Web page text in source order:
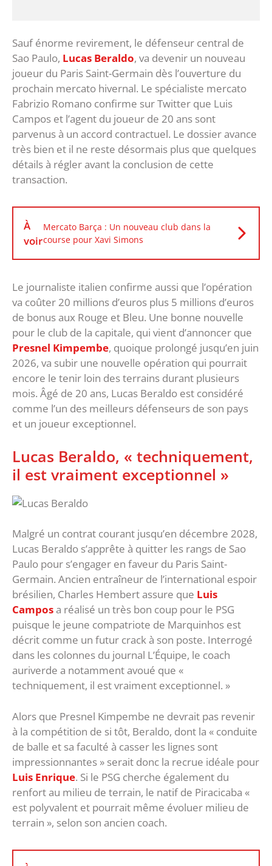
Sauf énorme revirement, le défenseur central de
Sao Paulo, Lucas Beraldo, va devenir un nouveau
joueur du Paris Saint-Germain dès l’ouverture du
prochain mercato hivernal. Le spécialiste mercato
Fabrizio Romano confirme sur Twitter que Luis
Campos et l’agent du joueur de 20 ans sont
parvenus à un accord contractuel. Le dossier avance
très bien et il ne reste désormais plus que quelques
détails à régler avant la conclusion de cette
transaction.
À
voir
Mercato Barça : Un nouveau club dans la
course pour Xavi Simons
Le journaliste italien confirme aussi que l’opération
va coûter 20 millions d’euros plus 5 millions d’euros
de bonus aux Rouge et Bleu. Une bonne nouvelle
pour le club de la capitale, qui vient d’annoncer que
Presnel Kimpembe, quoique prolongé jusqu’en juin
2026, va subir une nouvelle opération qui pourrait
encore le tenir loin des terrains durant plusieurs
mois. Âgé de 20 ans, Lucas Beraldo est considéré
comme l’un des meilleurs défenseurs de son pays
et un joueur exceptionnel.
Lucas Beraldo, « techniquement,
il est vraiment exceptionnel »
Malgré un contrat courant jusqu’en décembre 2028,
Lucas Beraldo s’apprête à quitter les rangs de Sao
Paulo pour s’engager en faveur du Paris Saint-
Germain. Ancien entraîneur de l’international espoir
brésilien, Charles Hembert assure que Luis
Camposa réalisé un très bon coup pour le PSG
puisque le jeune compatriote de Marquinhos est
décrit comme un futur crack à son poste. Interrogé
dans les colonnes du journal L’Équipe, le coach
auriverde a notamment avoué que «
techniquement, il est vraiment exceptionnel. »
Alors que Presnel Kimpembe ne devrait pas revenir
à la compétition de si tôt, Beraldo, dont la « conduite
de balle et sa faculté à casser les lignes sont
impressionnantes » serait donc la recrue idéale pour
Luis Enrique. Si le PSG cherche également du
renfort au milieu de terrain, le natif de Piracicaba «
est polyvalent et pourrait même évoluer milieu de
terrain », selon son ancien coach.